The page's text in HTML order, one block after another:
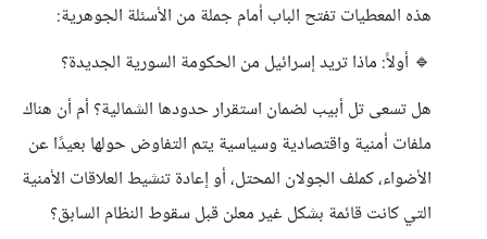
هذه المعطيات تفتح الباب أمام جملة من الأسئلة الجوهرية:
🔹 أولاً: ماذا تريد إسرائيل من الحكومة السورية الجديدة؟
هل تسعى تل أبيب لضمان استقرار حدودها الشمالية؟ أم أن هناك
ملفات أمنية واقتصادية وسياسية يتم التفاوض حولها بعيدًا عن
الأضواء، كملف الجولان المحتل، أو إعادة تنشيط العلاقات الأمنية
التي كانت قائمة بشكل غير معلن قبل سقوط النظام السابق؟